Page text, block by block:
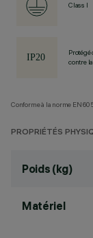
Class I
contre
Conforme à la norme
PROPRIÉTÉS
Poids (kg)
Matériel